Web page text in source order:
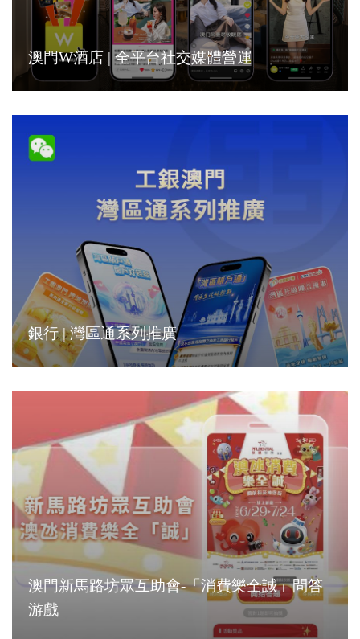
澳門W酒店 | 全平台社交媒體營運
銀行 | 灣區通系列推廣
澳門新馬路坊眾互助會-「消費樂全誠」問答
游戲